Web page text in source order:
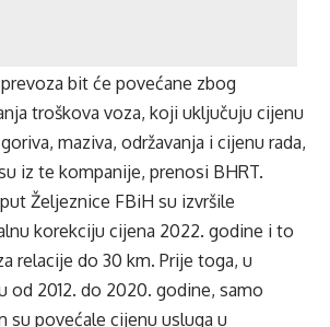
bit će povećane zbog
troškova voza, koji uključuju cijenu
maziva, održavanja i cijenu rada,
iz te kompanije, prenosi BHRT.
Željeznice FBiH su izvršile
korekciju cijena 2022. godine i to
relacije do 30 km. Prije toga, u
od 2012. do 2020. godine, samo
su povećale cijenu usluga u